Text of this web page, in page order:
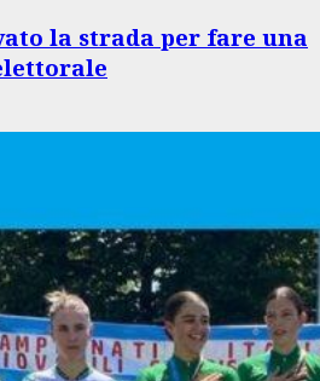
la strada per fare una